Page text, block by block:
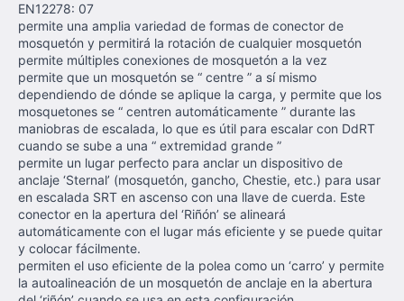
EN12278: 07
permite una amplia variedad de formas de conector de
mosquetón y permitirá la rotación de cualquier mosquetón
permite múltiples conexiones de mosquetón a la vez
permite que un mosquetón se “ centre ” a sí mismo
dependiendo de dónde se aplique la carga, y permite que los
mosquetones se “ centren automáticamente ” durante las
maniobras de escalada, lo que es útil para escalar con DdRT
cuando se sube a una “ extremidad grande ”
permite un lugar perfecto para anclar un dispositivo de
anclaje ‘Sternal’ (mosquetón, gancho, Chestie, etc.) para usar
en escalada SRT en ascenso con una llave de cuerda. Este
conector en la apertura del ‘Riñón’ se alineará
automáticamente con el lugar más eficiente y se puede quitar
y colocar fácilmente.
permiten el uso eficiente de la polea como un ‘carro’ y permite
la autoalineación de un mosquetón de anclaje en la abertura